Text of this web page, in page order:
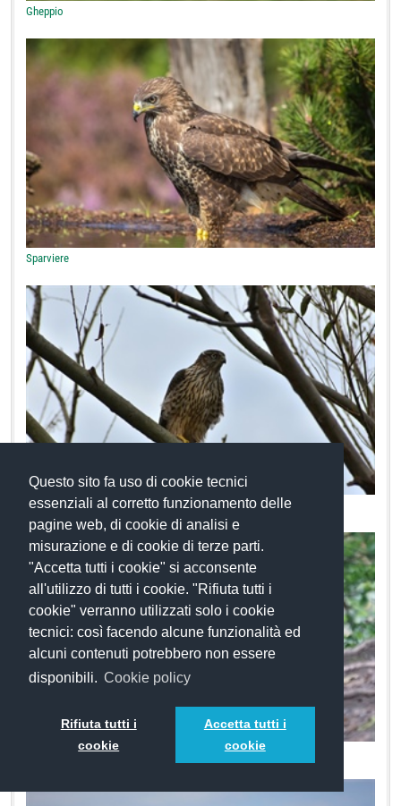
Questo sito fa uso di cookie tecnici
essenziali al corretto funzionamento delle
pagine web, di cookie di analisi e
misurazione e di cookie di terze parti.
"Accetta tutti i cookie" si acconsente
all'utilizzo di tutti i cookie. "Rifiuta tutti i
cookie" verranno utilizzati solo i cookie
tecnici: così facendo alcune funzionalità ed
alcuni contenuti potrebbero non essere
disponibili. Cookie policy
Rifiuta tutti i
cookie
Accetta tutti i
cookie
Gheppio
Sparviere
Astore